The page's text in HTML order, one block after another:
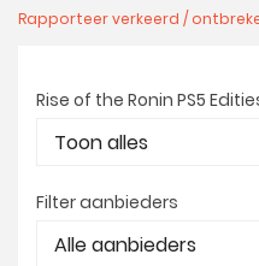
Rapporteer verkeerd /
Rise of the Ronin PS5
Filter aanbieders